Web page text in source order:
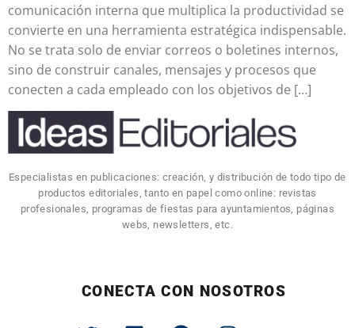
comunicación interna que multiplica la productividad se
convierte en una herramienta estratégica indispensable.
No se trata solo de enviar correos o boletines internos,
sino de construir canales, mensajes y procesos que
conecten a cada empleado con los objetivos de […]
Especialistas en publicaciones: creación, y distribución de todo tipo de
productos editoriales, tanto en papel como online: revistas
profesionales, programas de fiestas para ayuntamientos, páginas
webs, newsletters, etc.
CONECTA CON NOSOTROS